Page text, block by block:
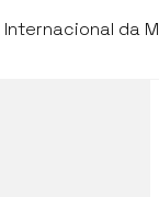
da